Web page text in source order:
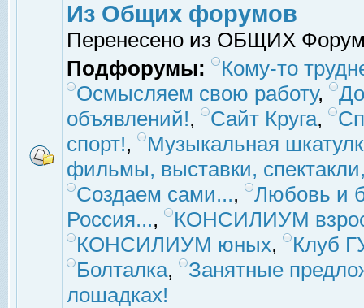
Из Общих форумов
Перенесено из ОБЩИХ
Подфорумы:
Кому-то
Осмысляем свою работу,
объявлений!, Сайт Круга,
спорт!,
Музыкальная
фильмы, выставки,
Создаем сами...,
Любовь и
Россия...,
КОНСИЛИУМ
КОНСИЛИУМ юных,
Клуб
Болталка,
Занятные
лошадках!